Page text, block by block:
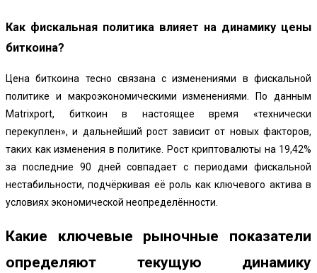
Как фискальная политика влияет на динамику цены
биткоина?
Цена биткоина тесно связана с изменениями в фискальной
политике и макроэкономическими изменениями. По данным
Matrixport, биткоин в настоящее время «технически
перекуплен», и дальнейший рост зависит от новых факторов,
таких как изменения в политике. Рост криптовалюты на 19,42%
за последние 90 дней совпадает с периодами фискальной
нестабильности, подчёркивая её роль как ключевого актива в
условиях экономической неопределённости.
Какие ключевые рыночные показатели
определяют текущую динамику